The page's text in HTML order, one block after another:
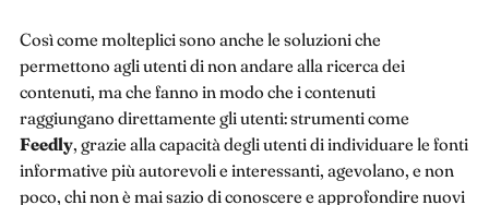
Così come molteplici sono anche le soluzioni che
permettono agli utenti di non andare alla ricerca dei
contenuti, ma che fanno in modo che i contenuti
raggiungano direttamente gli utenti: strumenti come
Feedly, grazie alla capacità degli utenti di individuare le fonti
informative più autorevoli e interessanti, agevolano, e non
poco, chi non è mai sazio di conoscere e approfondire nuovi